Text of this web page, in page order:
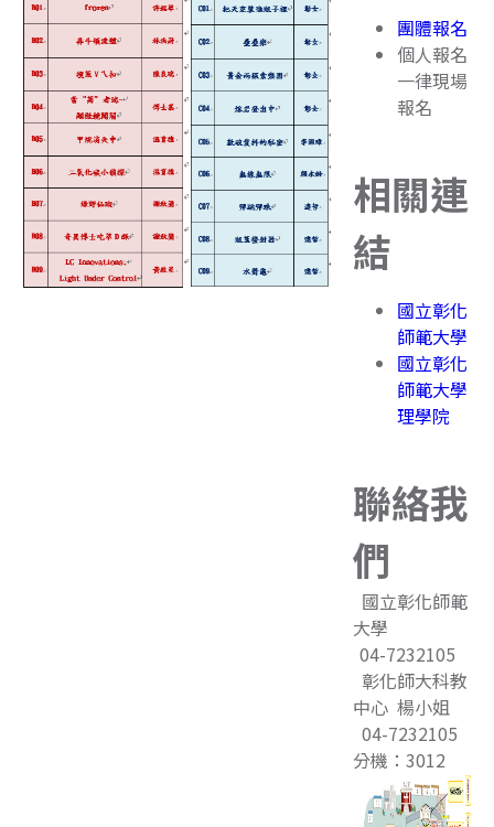
團體報名
個人報名
一律現場
報名
相關連
結
國立彰化
師範大學
國立彰化
師範大學
理學院
聯絡我
們
國立彰化師範
大學
04-7232105
彰化師大科教
中心 楊小姐
04-7232105
分機：3012